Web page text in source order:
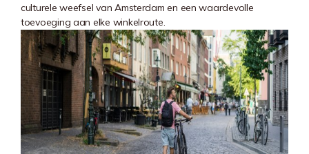
culturele weefsel van Amsterdam en een waardevolle
toevoeging aan elke winkelroute.